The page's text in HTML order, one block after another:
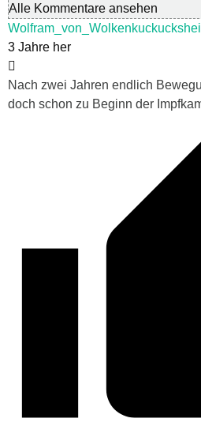
Alle Kommentare ansehen
3 Jahre her
Nach zwei Jahren endlich
doch schon zu Beginn der